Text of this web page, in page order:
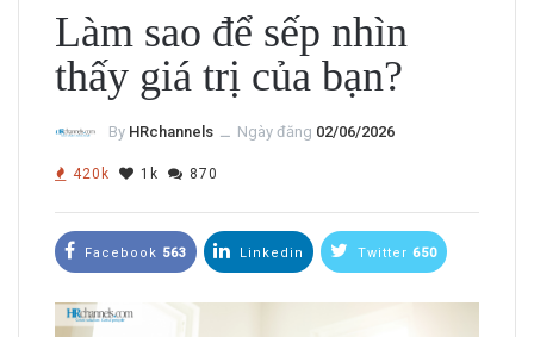
Làm sao để sếp nhìn
thấy giá trị của bạn?
By HRchannels ــ Ngày đăng 02/06/2026
420k 1k 870
Facebook 563 Linkedin Twitter 650